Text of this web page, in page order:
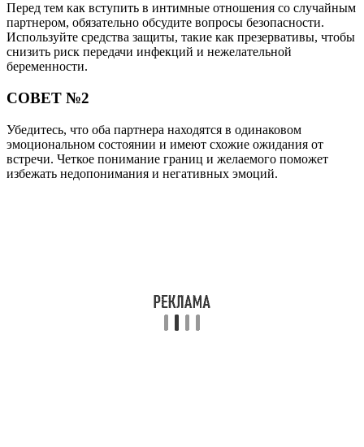
Перед тем как вступить в интимные отношения со случайным
партнером, обязательно обсудите вопросы безопасности.
Используйте средства защиты, такие как презервативы, чтобы
снизить риск передачи инфекций и нежелательной
беременности.
СОВЕТ №2
Убедитесь, что оба партнера находятся в одинаковом
эмоциональном состоянии и имеют схожие ожидания от
встречи. Четкое понимание границ и желаемого поможет
избежать недопонимания и негативных эмоций.